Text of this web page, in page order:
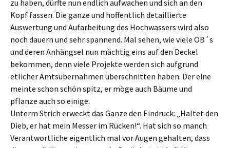
zu haben, dürfte nun endlich aufwachen und sich an den
Kopf fassen. Die ganze und hoffentlich detaillierte
Auswertung und Aufarbeitung des Hochwassers wird also
noch dauern und sehr spannend. Mal sehen, wie viele OB´s
und deren Anhängsel nun mächtig eins auf den Deckel
bekommen, denn viele Projekte werden sich aufgrund
etlicher Amtsübernahmen überschnitten haben. Der eine
meinte schon schön spitz, er möge auch Bäume und
pflanze auch so einige.
Unterm Strich erweckt das Ganze den Eindruck: „Haltet den
Dieb, er hat mein Messer im Rücken!“. Hat sich so manch
Verantwortliche eigentlich mal vor Augen gehalten, dass